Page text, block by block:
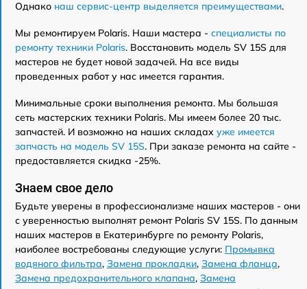
Однако наш сервис-центр выделяется преимуществами.
Мы ремонтируем Polaris. Наши мастера - специалисты по
ремонту техники Polaris. Восстановить модель SV 15S для
мастеров не будет новой задачей. На все виды
проведенных работ у нас имеется гарантия.
Минимальные сроки выполнения ремонта. Мы большая
сеть мастерских техники Polaris. Мы имеем более 20 тыс.
запчастей. И возможно на наших складах уже имеется
запчасть на модель SV 15S. При заказе ремонта на сайте -
предоставляется скидка -25%.
Знаем свое дело
Будьте уверены в профессионализме наших мастеров - они
с уверенностью выполнят ремонт Polaris SV 15S. По данным
наших мастеров в Екатеринбурге по ремонту Polaris,
наиболее востребованы следующие услуги: Промывка
водяного фильтра, Замена прокладки, Замена фланца,
Замена предохранительного клапана, Замена